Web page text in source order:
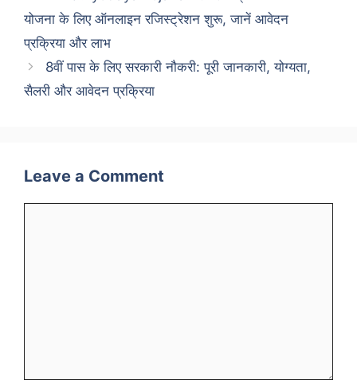
योजना के लिए ऑनलाइन रजिस्ट्रेशन शुरू, जानें आवेदन
प्रक्रिया और लाभ
8वीं पास के लिए सरकारी नौकरी: पूरी जानकारी, योग्यता,
सैलरी और आवेदन प्रक्रिया
Leave a Comment